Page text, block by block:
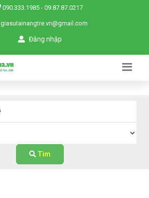
090.333.1985 - 09.87.87.0217
giasutainangtre.vn@gmail.com
Đăng nhập
Tìm